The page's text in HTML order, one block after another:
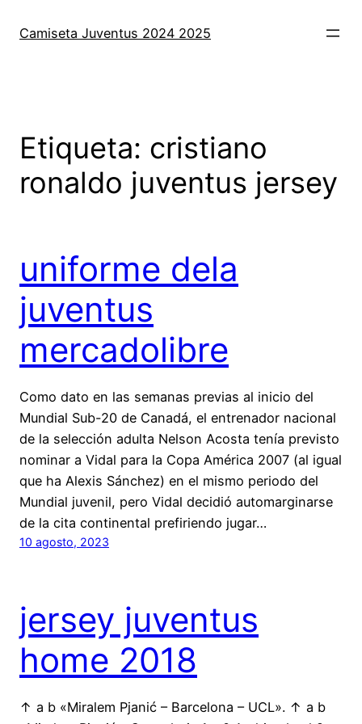
Camiseta Juventus 2024 2025
Etiqueta: cristiano
ronaldo juventus jersey
uniforme dela
juventus
mercadolibre
Como dato en las semanas previas al inicio del
Mundial Sub-20 de Canadá, el entrenador nacional
de la selección adulta Nelson Acosta tenía previsto
nominar a Vidal para la Copa América 2007 (al igual
que ha Alexis Sánchez) en el mismo periodo del
Mundial juvenil, pero Vidal decidió automarginarse
de la cita continental prefiriendo jugar…
10 agosto, 2023
jersey juventus
home 2018
↑ a b «Miralem Pjanić – Barcelona – UCL». ↑ a b